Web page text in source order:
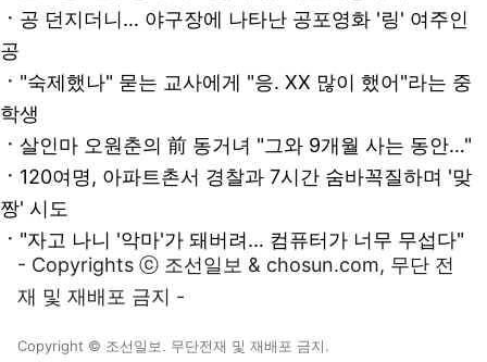
ㆍ 공 던지더니… 야구장에 나타난 공포영화 '링' 여주인
공
ㆍ "숙제했나" 묻는 교사에게 "응. XX 많이 했어"라는 중
학생
ㆍ 살인마 오원춘의 前 동거녀 "그와 9개월 사는 동안…"
ㆍ 120여명, 아파트촌서 경찰과 7시간 숨바꼭질하며 '맞
짱' 시도
ㆍ "자고 나니 '악마'가 돼버려… 컴퓨터가 너무 무섭다"
- Copyrights ⓒ 조선일보 & chosun.com, 무단 전
재 및 재배포 금지 -
Copyright © 조선일보. 무단전재 및 재배포 금지.